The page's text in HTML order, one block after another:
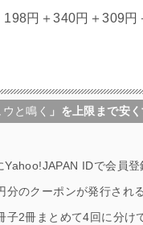
198円＋340円＋309
と鳴く 」を上限まで安
IDで会員登
のクーポンが発行される
2冊まとめて4回に分け